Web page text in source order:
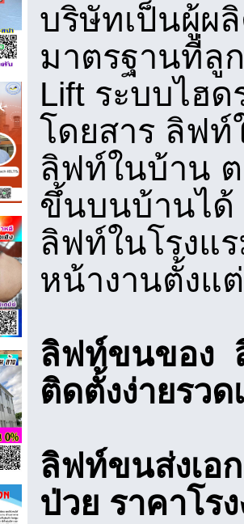
บริษัทเป็นผู้ผ
มาตรฐานที่ลู
Lift ระบบไฮ
โดยสาร ลิฟท์
ลิฟท์ในบ้าน
ขึ้นบนบ้านได้
ลิฟท์ในโรงแ
หน้างานตั้งแ
ลิฟท์ขนของ
ติดตั้งง่ายรวด
ลิฟท์ขนส่งเอ
ป่วย ราคาโร